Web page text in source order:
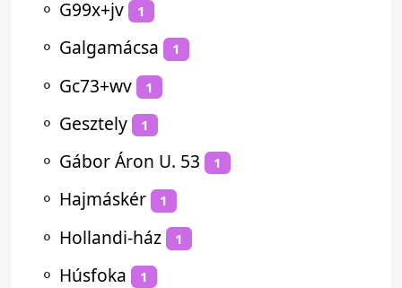
⚬ G99x+jv 1
⚬ Galgamácsa 1
⚬ Gc73+wv 1
⚬ Gesztely 1
⚬ Gábor Áron U. 53 1
⚬ Hajmáskér 1
⚬ Hollandi-ház 1
⚬ Húsfoka 1